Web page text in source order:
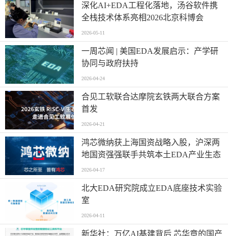
深化AI+EDA工程化落地，汤谷软件携
全栈技术体系亮相2026北京科博会
2026-05-11
一周芯闻 | 美国EDA发展启示：产学研
协同与政府扶持
2026-04-24
合见工软联合达摩院玄铁两大联合方案
首发
2026-04-21
鸿芯微纳获上海国资战略入股，沪深两
地国资强强联手共筑本土EDA产业生态
2026-04-17
北大EDA研究院成立EDA底座技术实验
室
2026-04-11
新华社：万亿AI基建背后 芯华章的国产